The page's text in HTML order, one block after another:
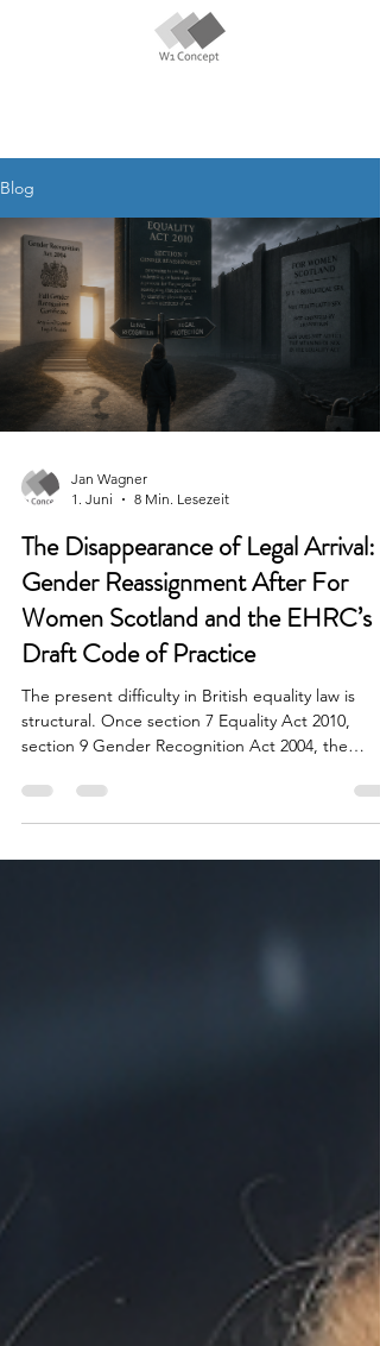
Blog
Jan Wagner
1. Juni
8 Min. Lesezeit
The Disappearance of Legal Arrival:
Gender Reassignment After For
Women Scotland and the EHRC’s
Draft Code of Practice
The present difficulty in British equality law is
structural. Once section 7 Equality Act 2010,
section 9 Gender Recognition Act 2004, the
Scotland, and the EHRC’s draft Code of Practice
are read together, the scheme no longer